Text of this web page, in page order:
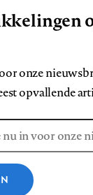
onze
opvallende